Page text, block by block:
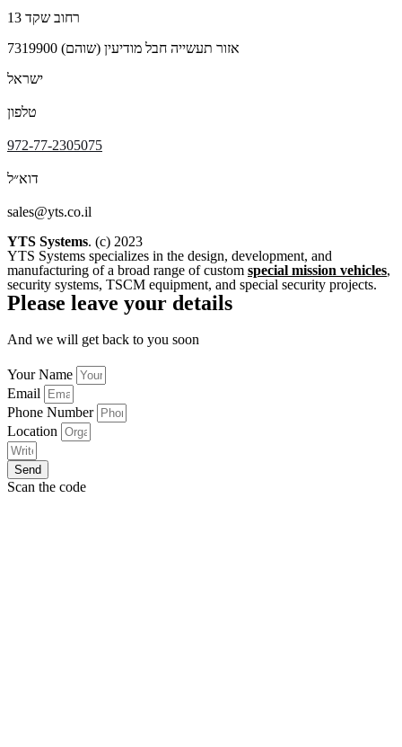
רחוב שקד 13
אזור תעשייה חבל מודיעין (שוהם) 7319900
ישראל
טלפון
972-77-2305075
דוא״ל
sales@yts.co.il
YTS Systems. (c) 2023
YTS Systems specializes in the design, development, and
manufacturing of a broad range of custom special mission vehicles,
security systems, TSCM equipment, and special security projects.
Please leave your details
And we will get back to you soon
Your Name
Email
Phone Number
Location
Send
Scan the code